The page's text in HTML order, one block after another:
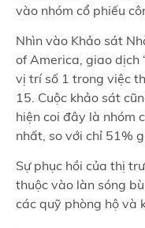
vào nhóm cổ phiếu
Nhìn vào Khảo sát
of America, giao dịch
vị trí số 1 trong việc
15. Cuộc khảo sát
hiện coi đây là nhóm
nhất, so với chỉ 51%
Sự phục hồi của thị
thuộc vào làn sóng
các quỹ phòng hộ và